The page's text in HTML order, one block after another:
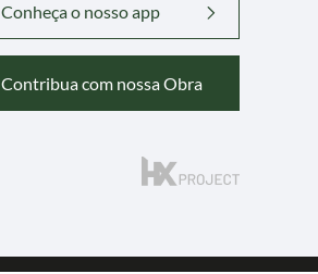
Conheça o nosso app
Contribua com nossa Obra